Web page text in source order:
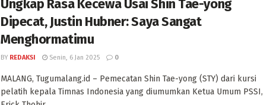
Ungkap Rasa Kecewa Usai Shin Tae-yong
Dipecat, Justin Hubner: Saya Sangat
Menghormatimu
BY REDAKSI Senin, 6 Jan 2025 0
MALANG, Tugumalang.id – Pemecatan Shin Tae-yong (STY) dari kursi
pelatih kepala Timnas Indonesia yang diumumkan Ketua Umum PSSI,